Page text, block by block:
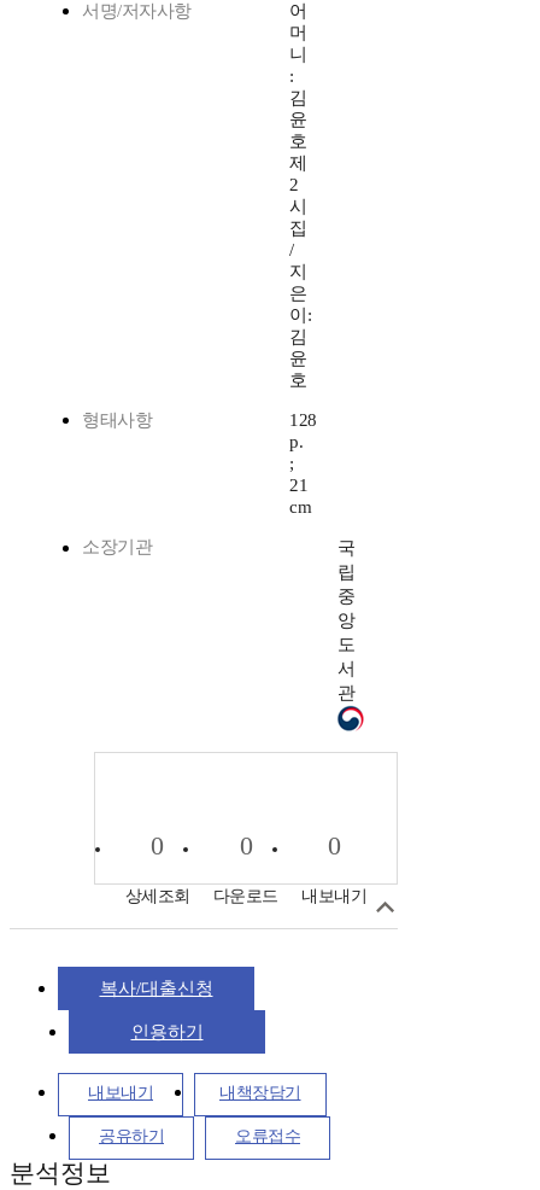
서명/저자사항
어
머
니
:
김
윤
호
제
2
시
집
/
지
은
이:
김
윤
호
형태사항
128
p.
;
21
cm
소장기관
국
립
중
앙
도
서
관
0
상세조회
0
다운로드
0
내보내기
복사/대출신청
인용하기
내보내기 내책장담기
공유하기 오류접수
분석정보